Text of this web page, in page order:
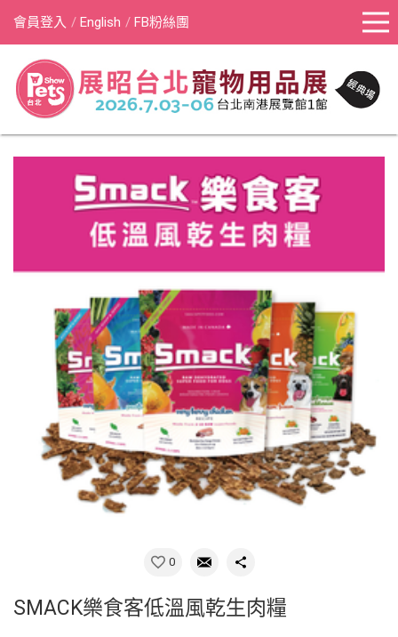
會員登入 English FB粉絲團
0
SMACK樂食客低溫風乾生肉糧